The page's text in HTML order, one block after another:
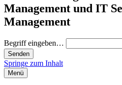
Management und IT
Management
Begriff eingeben…
Springe zum Inhalt
Menü